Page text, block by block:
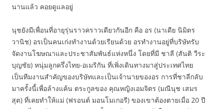
นานแล้ว คอยดูแลอยู่
นุชยังมีเพื่อนที่อายุรุ่นราวคราวเดียวกันอีก คือ อร (นาเดีย นิมิตร
วานิช) อรเป็นคนเก่งทำงานด้วยเรียนด้วย อรทำงานอยู่ที่บริษัทรับ
จัดงานโฆษณาและประชาสัมพันธ์แห่งหนึ่ง โดยที่มี ชาลี (สันติ วีระ
บุญชัย) หนุ่มลูกครึ่งไทย-อเมริกัน ที่เพิ่งเดินทางมาสู่ประเทศไทย
เป็นทีมงานสำคัญของบริษัทและเป็นเจ้านายของอร การที่ชาลีกลับ
มาครั้งนี้เพื่อล้างแค้น ตระกูลของ คุณหญิงเอมจิตร (มณีนุช เสมร
สุต) ที่เคยทำให้แม่ (ฟรอนต์ มอนโมเกอรี) ของเขาต้องตายเมื่อ 20 ปี